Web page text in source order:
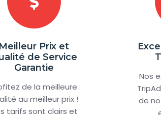
Meilleur Prix et
de Service
Garantie
de la meilleure
au meilleur prix !
tarifs sont clairs et
Nos
de